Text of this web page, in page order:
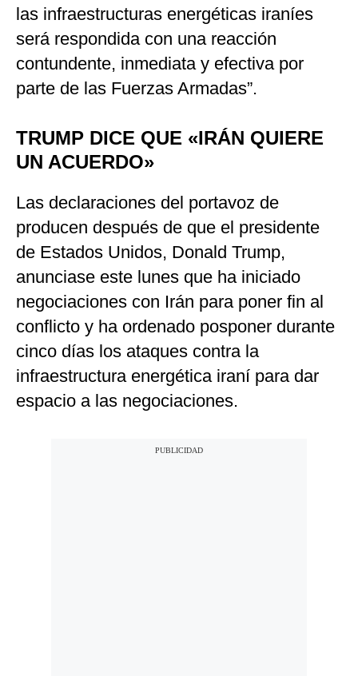
las infraestructuras energéticas iraníes
será respondida con una reacción
contundente, inmediata y efectiva por
parte de las Fuerzas Armadas”.
TRUMP DICE QUE «IRÁN QUIERE
UN ACUERDO»
Las declaraciones del portavoz de
producen después de que el presidente
de Estados Unidos, Donald Trump,
anunciase este lunes que ha iniciado
negociaciones con Irán para poner fin al
conflicto y ha ordenado posponer durante
cinco días los ataques contra la
infraestructura energética iraní para dar
espacio a las negociaciones.